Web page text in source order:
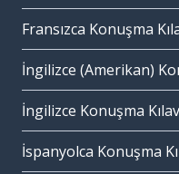
Fransızca Konuşma
İngilizce (Amerikan)
İngilizce Konuşma
İspanyolca Konuşma